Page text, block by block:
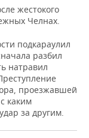
жестокого
Челнах.
подкараулил
разбил
натравил
проезжавшей
каким
за другим.